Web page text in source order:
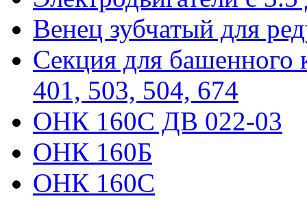
Венец зубчатый для
Секция для башенного
401, 503, 504, 674
ОНК 160С ДВ 022-03
ОНК 160Б
ОНК 160С